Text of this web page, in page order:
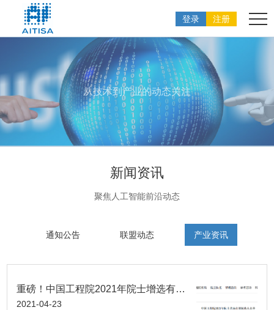
登录 注册
从技术到产业的动态关注
新闻资讯
聚焦人工智能前沿动态
通知公告 联盟动态 产业资讯
重磅！中国工程院2021年院士增选有效候选人名单公布
2021-04-23